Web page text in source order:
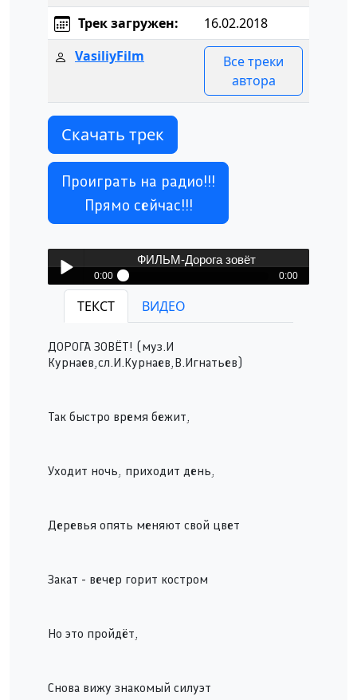
Трек загружен:
16.02.2018
VasiliyFilm
Все треки
автора
Скачать трек
Проиграть на радио!!!
Прямо сейчас!!!
ФИЛЬМ-Дорога зовёт
0:00 0:00
ФИЛЬМ-Дорога зовёт
ТЕКСТ ВИДЕО
ДОРОГА ЗОВЁТ! (муз.И
Курнаев,сл.И.Курнаев,В.Игнатьев)
Так быстро время бежит,
Уходит ночь, приходит день,
Деревья опять меняют свой цвет
Закат - вечер горит костром
Но это пройдёт,
Снова вижу знакомый силуэт